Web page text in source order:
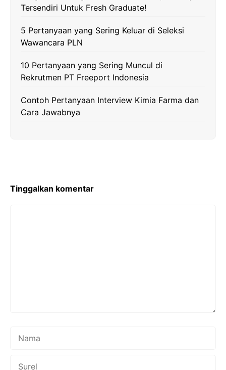
Tersendiri Untuk Fresh Graduate!
5 Pertanyaan yang Sering Keluar di Seleksi
Wawancara PLN
10 Pertanyaan yang Sering Muncul di
Rekrutmen PT Freeport Indonesia
Contoh Pertanyaan Interview Kimia Farma dan
Cara Jawabnya
Tinggalkan komentar